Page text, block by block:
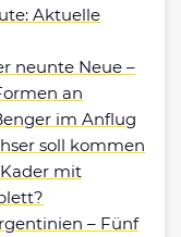
Aktuelle
neunte Neue –
an
im Anflug
soll kommen
Kader mit
– Fünf